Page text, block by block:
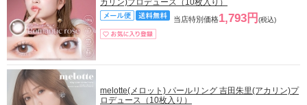
カリン)プロデュース（10枚入り）
当店特別価格1,793円 (税込)
melotte(メロット) パールリング 吉田朱里(アカリン)プ
ロデュース（10枚入り）